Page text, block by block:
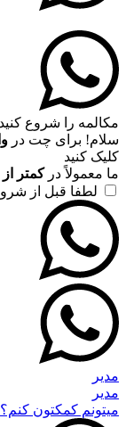
مکالمه را شروع کنید
سلام! برای چت در
کلیک کنید
ما معمولاً درکمتر
لطفا قبل از
مدیر
مدیر
میتونم کمکتون کنم؟